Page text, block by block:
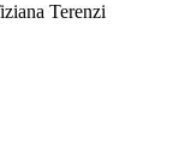
Terenzi